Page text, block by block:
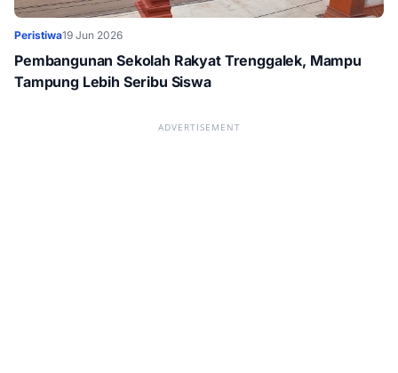
Peristiwa19 Jun 2026
Pembangunan Sekolah Rakyat Trenggalek, Mampu
Tampung Lebih Seribu Siswa
ADVERTISEMENT